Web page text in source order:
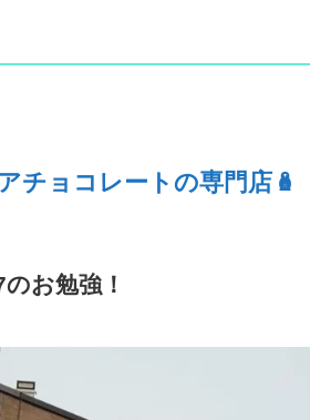
チョコレートの専門店🪆
お勉強！